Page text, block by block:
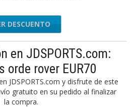
DESCUENTO
en JDSPORTS.com:
orde rover EUR70
JDSPORTS.com y disfrute de este
gratuito en su pedido al finalizar
la compra.